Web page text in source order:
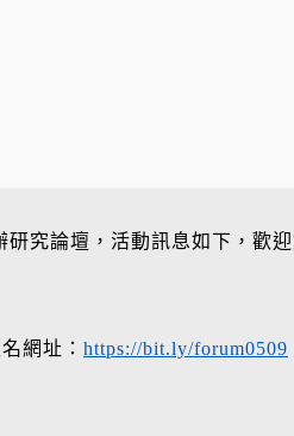
究論壇，活動訊息如下，歡
網址： https://bit.ly/forum0509